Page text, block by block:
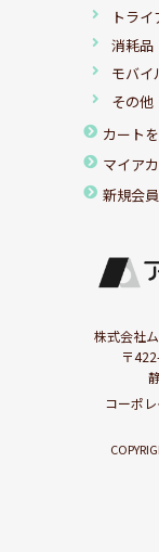
トライ
消耗品
モバイ
その他
カート
マイア
新規会
株式会社
〒
コーポ